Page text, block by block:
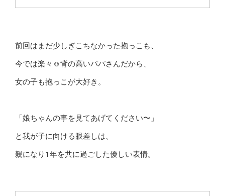
前回はまだ少しぎこちなかった抱っこも、
今では楽々☺️背の高いパパさんだから、
女の子も抱っこが大好き。
「娘ちゃんの事を見てあげてください〜」
と我が子に向ける眼差しは、
親になり1年を共に過ごした優しい表情。